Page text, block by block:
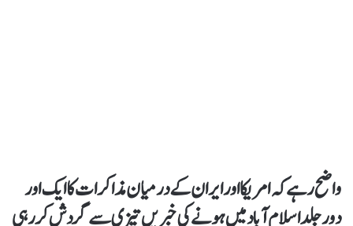
واضح رہے کہ امریکا اور ایران کے درمیان مذاکرات کا ایک اور
دور جلد اسلام آباد میں ہونے کی خبریں تیزی سے گردش کر رہی